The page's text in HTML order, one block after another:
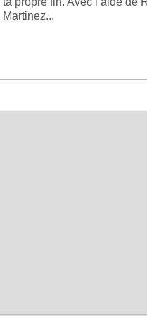
Martinez...